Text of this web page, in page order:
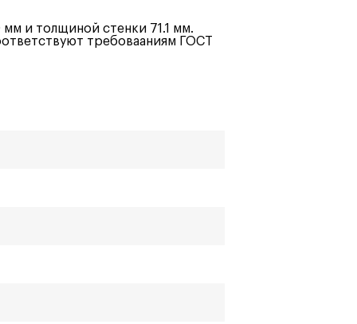
и толщиной стенки 71.1 мм.
требовааниям ГОСТ